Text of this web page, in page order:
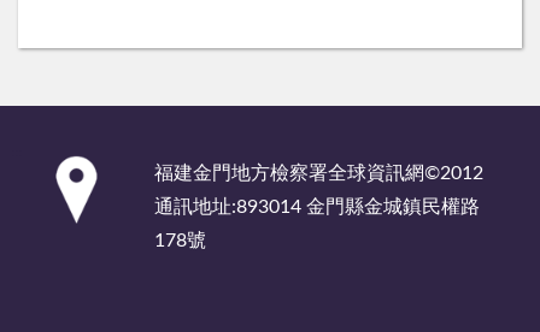
福建金門地方檢察署全球資訊網©2012
通訊地址:893014 金門縣金城鎮民權路
178號